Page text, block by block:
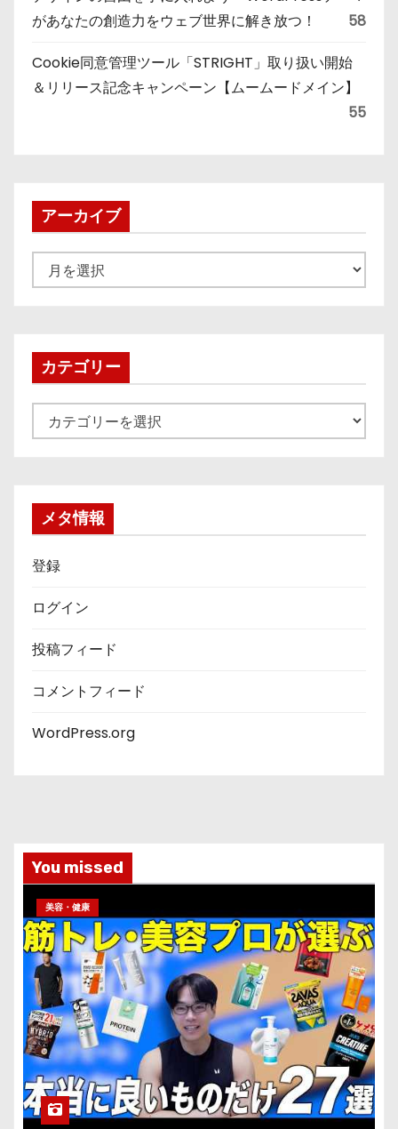
があなたの創造力をウェブ世界に解き放つ！
58
Cookie同意管理ツール「STRIGHT」取り扱い開始
＆リリース記念キャンペーン【ムームードメイン】
55
アーカイブ
ー
ブカテゴリー
テ
メタ情報
登録
ログイン
投稿フィード
コメントフィード
WordPress.org
You missed
美容・健康